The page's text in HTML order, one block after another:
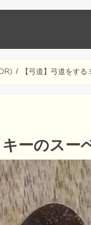
【弓道】弓道をする
ーのスー